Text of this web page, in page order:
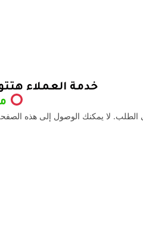
خدمة العملاء
الطلب. لا يمكنك الوصول إلى هذه